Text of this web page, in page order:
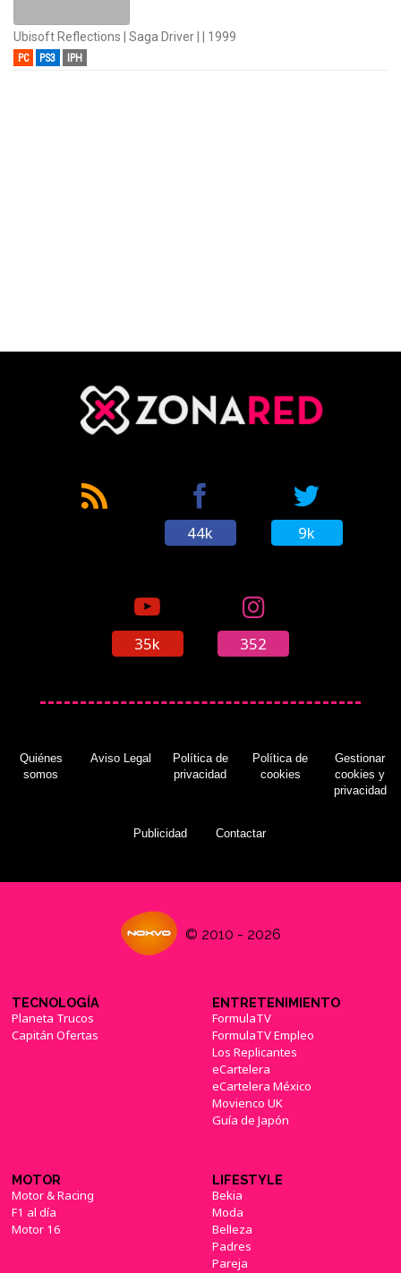
Ubisoft Reflections | Saga Driver | | 1999
PC PS3 IPH
44k 9k
35k 352
Quiénes
somos
Aviso Legal
Política de
privacidad
Política de
cookies
Gestionar
cookies y
privacidad
Publicidad Contactar
© 2010 - 2026
TECNOLOGÍA
Planeta Trucos
Capitán Ofertas
ENTRETENIMIENTO
FormulaTV
FormulaTV Empleo
Los Replicantes
eCartelera
eCartelera México
Movienco UK
Guía de Japón
MOTOR
Motor & Racing
F1 al día
Motor 16
LIFESTYLE
Bekia
Moda
Belleza
Padres
Pareja